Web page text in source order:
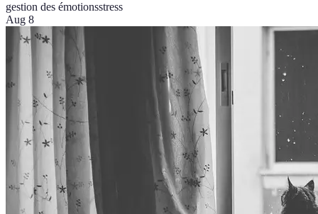
gestion des émotionsstress
Aug 8